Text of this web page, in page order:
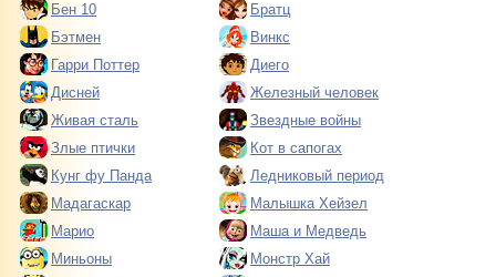
Бен 10
Братц
Бэтмен
Винкс
Гарри Поттер
Диего
Дисней
Железный человек
Живая сталь
Звездные войны
Злые птички
Кот в сапогах
Кунг фу Панда
Ледниковый период
Мадагаскар
Малышка Хейзел
Марио
Маша и Медведь
Миньоны
Монстр Хай